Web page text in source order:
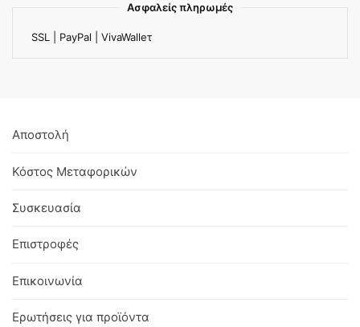
Ασφαλείς πληρωμές
SSL | PayPal | VivaWalleτ
Αποστολή
Κόστος Μεταφορικών
Συσκευασία
Επιστροφές
Επικοινωνία
Ερωτήσεις για προϊόντα